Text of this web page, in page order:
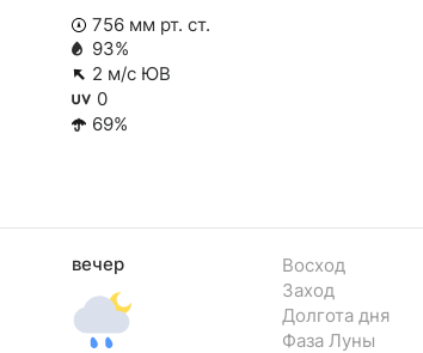
756 мм рт. ст.
93%
2 м/с ЮВ
0
69%
вечер Восход
Заход
Долгота дня
Фаза Луны